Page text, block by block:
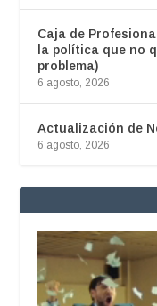
Caja de
la política que no
problema)
6 agosto, 2026
Actualización de
6 agosto, 2026